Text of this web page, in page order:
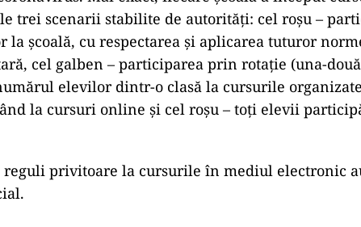
trei scenarii stabilite de autorități: cel roșu –
la școală, cu respectarea și aplicarea tuturor
cel galben – participarea prin rotație (una-
elevilor dintr-o clasă la cursurile
la cursuri online și cel roșu – toți elevii
reguli privitoare la cursurile în mediul electronic